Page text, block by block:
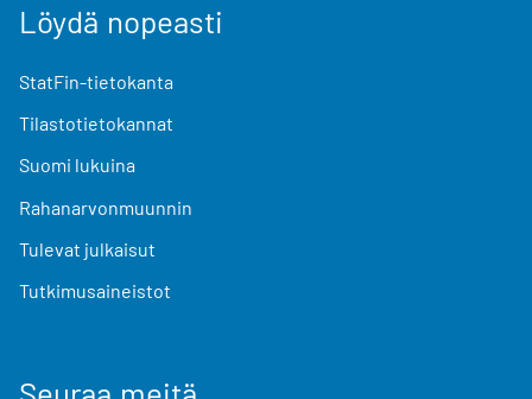
Löydä nopeasti
StatFin-tietokanta
Tilastotietokannat
Suomi lukuina
Rahanarvonmuunnin
Tulevat julkaisut
Tutkimusaineistot